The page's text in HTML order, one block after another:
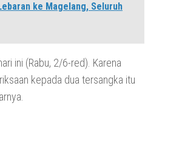
ke Magelang, Seluruh
ini (Rabu, 2/6-red). Karena
kepada dua tersangka itu